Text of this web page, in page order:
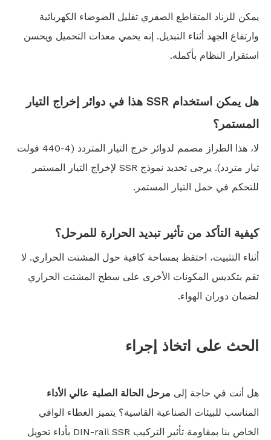
يمكن للزناد المتقاطع الصفري تقليل الضوضاء الكهربائية
وارتفاع الجهد أثناء التبديل. إنه يحمي معدات التحميل ويحسن
استقرار النظام بأكمله.
هل يمكن استخدام SSR هذا في دوائر إخراج التيار
المستمر؟
لا، هذا الطراز مصمم لدوائر خرج التيار المتردد (4-440 فولت
تيار متردد). يرجى تحديد نموذج SSR لإخراج التيار المستمر
للتحكم في حمل التيار المستمر.
كيفية التأكد من تأثير تبديد الحرارة للمرحل؟
أثناء التثبيت، احتفظ بمساحة كافية حول المشتت الحراري. لا
تقم بتكديس المكونات الأخرى على سطح المشتت الحراري
لضمان دوران الهواء.
الحث على اتخاذ إجراء
هل أنت في حاجة إلى مرحل الحالة الصلبة عالي الأداء
المناسب للبيئات الصناعية القاسية؟ يتميز الغطاء الواقي
الخاص بنا بمقاومة تأثير التركيب DIN-rail SSR بأداء تحويل